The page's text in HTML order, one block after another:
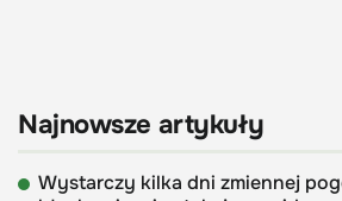
Najnowsze artykuły
Wystarczy kilka dni zmiennej